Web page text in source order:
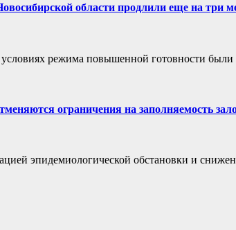
области продлили еще на три
режима повышенной готовности были
ограничения на заполняемость
эпидемиологической обстановки и